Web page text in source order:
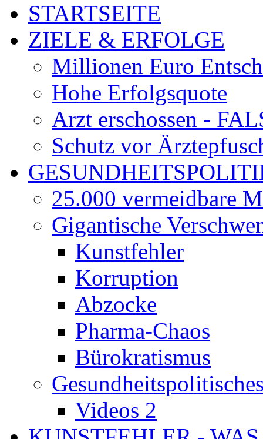
STARTSEITE
ZIELE & ERFOLGE
Millionen Euro
Hohe Erfolgsquote
Arzt erschossen -
Schutz vor
25.000 vermeidbare
Gigantische
Kunstfehler
Korruption
Abzocke
Pharma-Chaos
Bürokratismus
Videos 2